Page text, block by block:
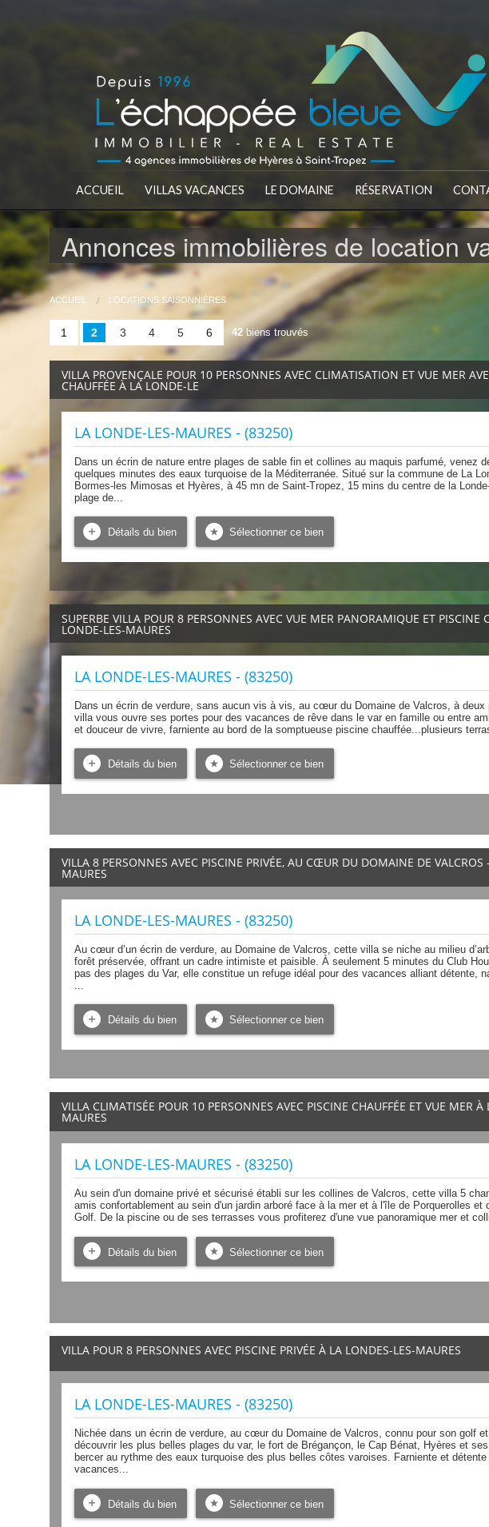
ACCUEIL VILLAS VACANCES LE DOMAINE RÉSERVATION
Annonces immobilières de location
ACCUEIL LOCATIONS SAISONNIÈRES
1 2 3 4 5 6 42biens trouvés
VILLA PROVENÇALE POUR 10 PERSONNES AVEC CLIMATISATION ET VUE MER
CHAUFFÉE À LA LONDE-LE
LA LONDE-LES-MAURES - (83250)
Dans un écrin de nature entre plages de sable fin et collines au maquis parfumé, venez
quelques minutes des eaux turquoise de la Méditerranée. Situé sur la commune de La
Bormes-les Mimosas et Hyères, à 45 mn de Saint-Tropez, 15 mins du centre de la
plage de...
Détails du bien Sélectionner ce bien
SUPERBE VILLA POUR 8 PERSONNES AVEC VUE MER PANORAMIQUE ET PISCINE
LONDE-LES-MAURES
LA LONDE-LES-MAURES - (83250)
Dans un écrin de verdure, sans aucun vis à vis, au cœur du Domaine de Valcros, à
villa vous ouvre ses portes pour des vacances de rêve dans le var en famille ou entre
et douceur de vivre, farniente au bord de la somptueuse piscine chauffée...plusieurs
Détails du bien Sélectionner ce bien
VILLA 8 PERSONNES AVEC PISCINE PRIVÉE, AU CŒUR DU DOMAINE DE VALCROS
MAURES
LA LONDE-LES-MAURES - (83250)
Au cœur d’un écrin de verdure, au Domaine de Valcros, cette villa se niche au milieu
forêt préservée, offrant un cadre intimiste et paisible. À seulement 5 minutes du Club
pas des plages du Var, elle constitue un refuge idéal pour des vacances alliant détente,
Détails du bien Sélectionner ce bien
VILLA CLIMATISÉE POUR 10 PERSONNES AVEC PISCINE CHAUFFÉE ET VUE MER À
MAURES
LA LONDE-LES-MAURES - (83250)
Au sein d'un domaine privé et sécurisé établi sur les collines de Valcros, cette villa 5
amis confortablement au sein d'un jardin arboré face à la mer et à l'île de Porquerolles et
Golf. De la piscine ou de ses terrasses vous profiterez d'une vue panoramique mer et
Détails du bien Sélectionner ce bien
VILLA POUR 8 PERSONNES AVEC PISCINE PRIVÉE À LA LONDES-LES-MAURES
LA LONDE-LES-MAURES - (83250)
Nichée dans un écrin de verdure, au cœur du Domaine de Valcros, connu pour son golf
découvrir les plus belles plages du var, le fort de Brégançon, le Cap Bénat, Hyères et
bercer au rythme des eaux turquoise des plus belles côtes varoises. Farniente et
vacances...
Détails du bien Sélectionner ce bien